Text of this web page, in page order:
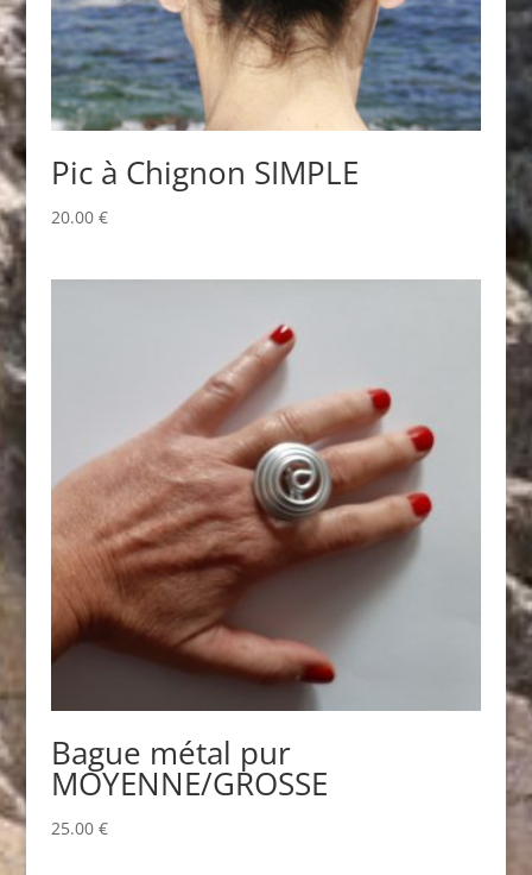
Pic à Chignon SIMPLE
20.00 €
Bague métal pur
MOYENNE/GROSSE
25.00 €